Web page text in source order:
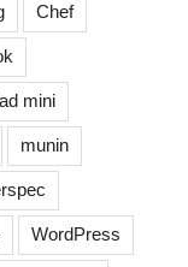
Chef
mini
munin
WordPress